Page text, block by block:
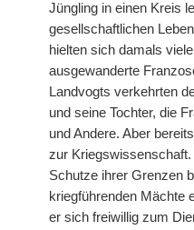
Jüngling in einen Kreis
gesellschaftlichen
hielten sich damals
ausgewanderte
Landvogts verkehrten
und seine Tochter, die
und Andere. Aber
zur
Schutze ihrer Grenzen
kriegführenden Mächte
er sich freiwillig zum